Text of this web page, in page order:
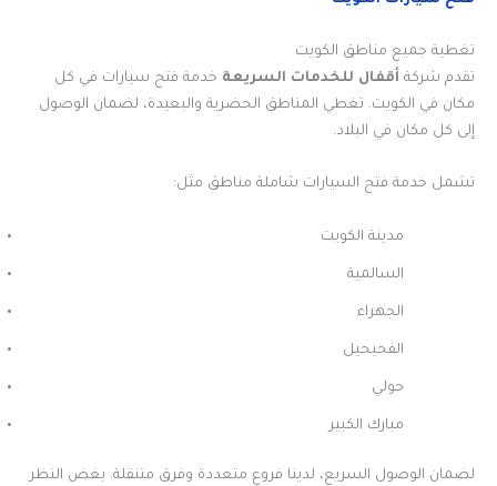
تغطية جميع مناطق الكويت
تقدم شركة أقفال للخدمات السريعة خدمة فتح سيارات في كل
مكان في الكويت. تغطي المناطق الحضرية والبعيدة، لضمان الوصول
إلى كل مكان في البلاد.
تشمل خدمة فتح السيارات شاملة مناطق مثل:
مدينة الكويت
السالمية
الجهراء
الفحيحيل
حولي
مبارك الكبير
لضمان الوصول السريع، لدينا فروع متعددة وفرق متنقلة. بغض النظر